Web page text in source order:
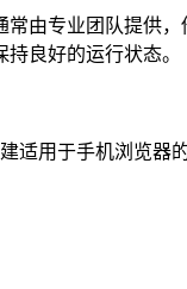
常由专业团队提供
良好的运行状态。
适用于手机浏览器